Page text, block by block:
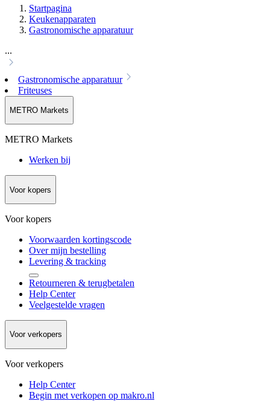
Startpagina
Keukenapparaten
Gastronomische apparatuur
...
Gastronomische apparatuur
Friteuses
METRO Markets
METRO Markets
Werken bij
Voor kopers
Voor kopers
Voorwaarden kortingscode
Over mijn bestelling
Levering & tracking
Retourneren & terugbetalen
Help Center
Veelgestelde vragen
Voor verkopers
Voor verkopers
Help Center
Begin met verkopen op makro.nl